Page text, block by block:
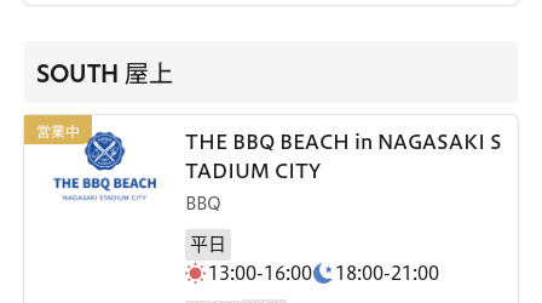
SOUTH 屋上
THE BBQ BEACH in NAGASAKI S
TADIUM CITY
BBQ
平日
13:00-16:00
18:00-21:00